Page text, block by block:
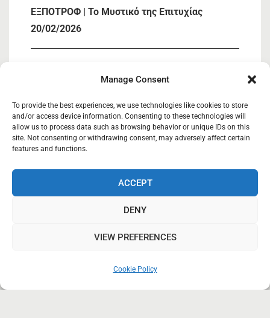
Manage Consent
To provide the best experiences, we use technologies like cookies to store
and/or access device information. Consenting to these technologies will
allow us to process data such as browsing behavior or unique IDs on this
site. Not consenting or withdrawing consent, may adversely affect certain
features and functions.
ACCEPT
DENY
VIEW PREFERENCES
Cookie Policy
ΕΞΠΟΤΡΟΦ | Το Μυστικό της Επιτυχίας
20/02/2026
05/02/2026
Κάσιος Κοιν.Σ.Επ 27/03/2025
Κάσιος Κοινωνική Συνεταιριστική Επιχείρηση.
Copyright © 2018-2019